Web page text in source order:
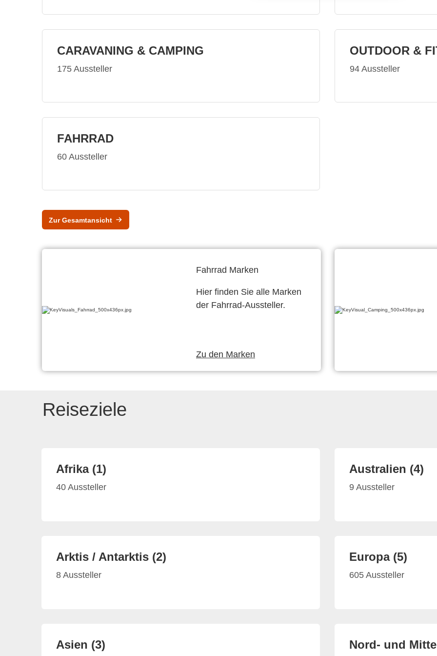
CARAVANING & CAMPING
175 Aussteller
FAHRRAD
60 Aussteller
OUTDOOR &
94 Aussteller
Zur Gesamtansicht
Fahrrad Marken
Hier finden Sie alle Marken
der Fahrrad-Aussteller.
Zu den Marken
Reiseziele
Afrika (1)
40 Aussteller
Arktis / Antarktis (2)
8 Aussteller
Asien (3)
Australien (4)
9 Aussteller
Europa (5)
605 Aussteller
Nord- und